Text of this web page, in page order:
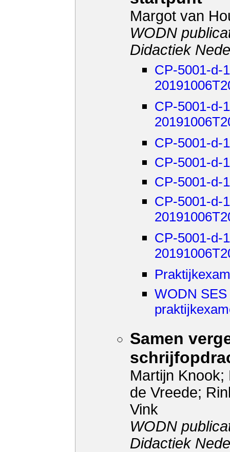
Margot van
WODN
Didactiek
CP-5001-d-
CP-5001-d-
CP-5001-d-
CP-5001-d-
CP-5001-d-
CP-5001-d-
CP-5001-d-
WODN SES
Samen
Martijn
de Vreede;
Vink
WODN
Didactiek